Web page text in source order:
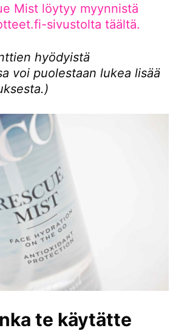
Mist löytyy myynnistä
sivustolta täältä.
hyödyistä
voi puolestaan lukea lisää
te käytätte